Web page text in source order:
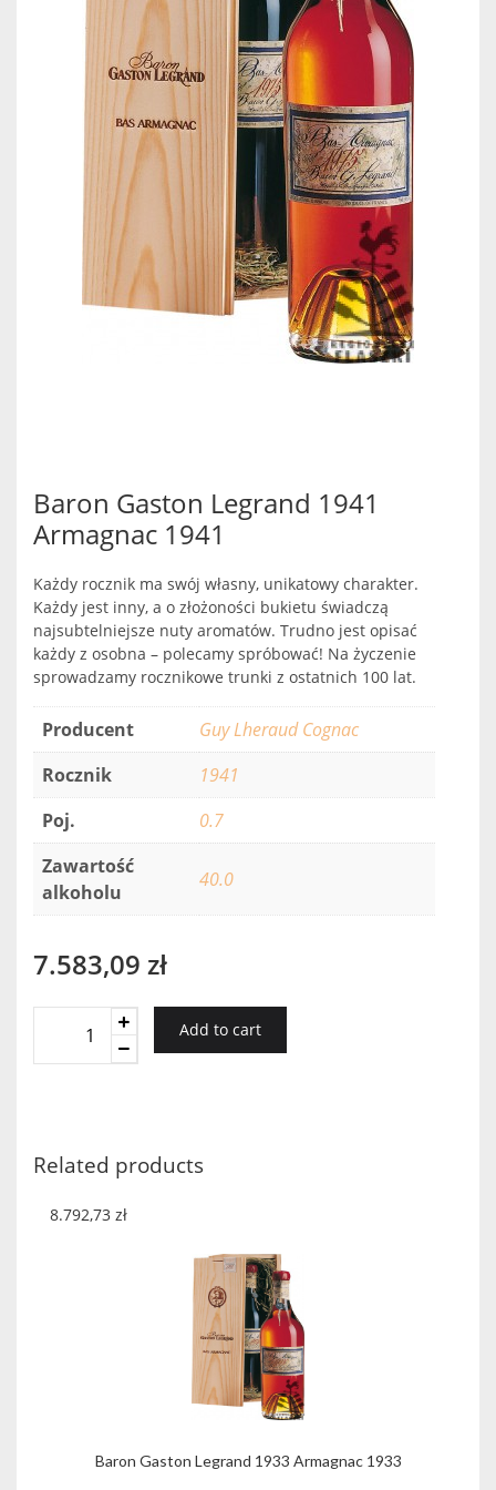
Baron Gaston Legrand 1941
Armagnac 1941
Każdy rocznik ma swój własny, unikatowy charakter.
Każdy jest inny, a o złożoności bukietu świadczą
najsubtelniejsze nuty aromatów. Trudno jest opisać
każdy z osobna – polecamy spróbować! Na życzenie
sprowadzamy rocznikowe trunki z ostatnich 100 lat.
Producent
Guy Lheraud Cognac
Rocznik
1941
Poj.
0.7
Zawartość
alkoholu
40.0
7.583,09 zł
Gaston
1941
quantity
Add to cart
Related products
Baron Gaston Legrand 1933 Armagnac 1933
8.792,73 zł